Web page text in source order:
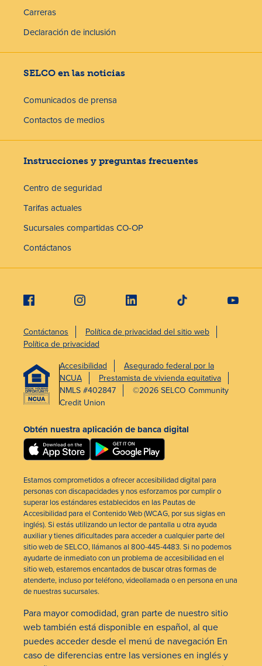
Carreras
Declaración de inclusión
SELCO en las noticias
Comunicados de prensa
Contactos de medios
Instrucciones y preguntas frecuentes
Centro de seguridad
Tarifas actuales
Sucursales compartidas CO-OP
Contáctanos
Contáctanos
Política de privacidad del sitio web
Política de privacidad
Accesibilidad
Asegurado federal por la
NCUA
Prestamista de vivienda equitativa
NMLS #402847
©2026 SELCO Community
Credit Union
Obtén nuestra aplicación de banca digital
Estamos comprometidos a ofrecer accesibilidad digital para
personas con discapacidades y nos esforzamos por cumplir o
superar los estándares establecidos en las Pautas de
Accesibilidad para el Contenido Web (WCAG, por sus siglas en
inglés). Si estás utilizando un lector de pantalla u otra ayuda
auxiliar y tienes dificultades para acceder a cualquier parte del
sitio web de SELCO, llámanos al 800-445-4483. Si no podemos
ayudarte de inmediato con un problema de accesibilidad en el
sitio web, estaremos encantados de buscar otras formas de
atenderte, incluso por teléfono, videollamada o en persona en una
de nuestras sucursales.
Para mayor comodidad, gran parte de nuestro sitio
web también está disponible en español, al que
puedes acceder desde el menú de navegación En
caso de diferencias entre las versiones en inglés y